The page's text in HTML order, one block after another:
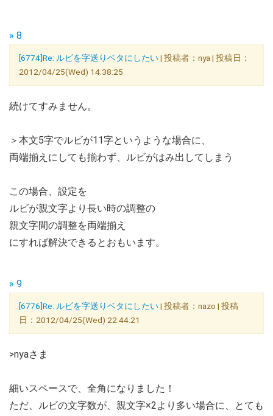
» 8
[6774]Re: ルビを字送りベタにしたい| 投稿者：nya | 投稿日：
2012/04/25(Wed) 14:38:25
続けてすみません。
＞本文5字でルビが11字というような場合に、
両端揃えにしても揃わず、ルビがはみ出してしまう
この場合、設定を
ルビが親文字より長い時の調整の
親文字間の調整を両端揃え
にすれば解決できるとおもいます。
» 9
[6776]Re: ルビを字送りベタにしたい| 投稿者：nazo | 投稿
日：2012/04/25(Wed) 22:44:21
>nyaさま
細いスペースで、全角になりました！
ただ、ルビの文字数が、親文字×2より多い場合に、とても